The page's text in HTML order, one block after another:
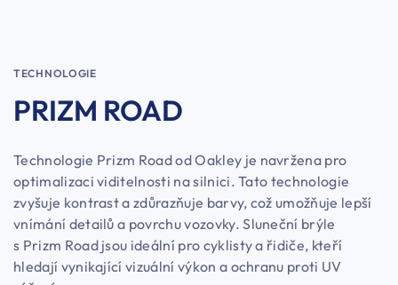
TECHNOLOGIE
PRIZM ROAD
Technologie Prizm Road od Oakley je navržena pro
optimalizaci viditelnosti na silnici. Tato technologie
zvyšuje kontrast a zdůrazňuje barvy, což umožňuje lepší
vnímání detailů a povrchu vozovky. Sluneční brýle
s Prizm Road jsou ideální pro cyklisty a řidiče, kteří
hledají vynikající vizuální výkon a ochranu proti UV